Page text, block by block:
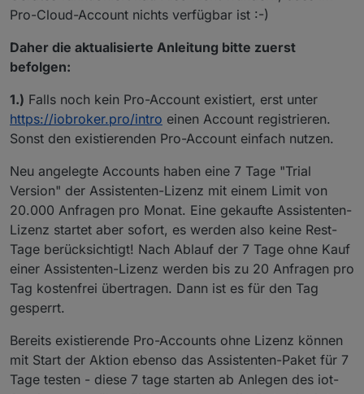
Pro-Cloud-Account nichts verfügbar ist :-)
Daher die aktualisierte Anleitung bitte zuerst
befolgen:
1.) Falls noch kein Pro-Account existiert, erst unter
https://iobroker.pro/intro einen Account registrieren.
Sonst den existierenden Pro-Account einfach nutzen.
Neu angelegte Accounts haben eine 7 Tage "Trial
Version" der Assistenten-Lizenz mit einem Limit von
20.000 Anfragen pro Monat. Eine gekaufte Assistenten-
Lizenz startet aber sofort, es werden also keine Rest-
Tage berücksichtigt! Nach Ablauf der 7 Tage ohne Kauf
einer Assistenten-Lizenz werden bis zu 20 Anfragen pro
Tag kostenfrei übertragen. Dann ist es für den Tag
gesperrt.
Bereits existierende Pro-Accounts ohne Lizenz können
mit Start der Aktion ebenso das Assistenten-Paket für 7
Tage testen - diese 7 tage starten ab Anlegen des iot-